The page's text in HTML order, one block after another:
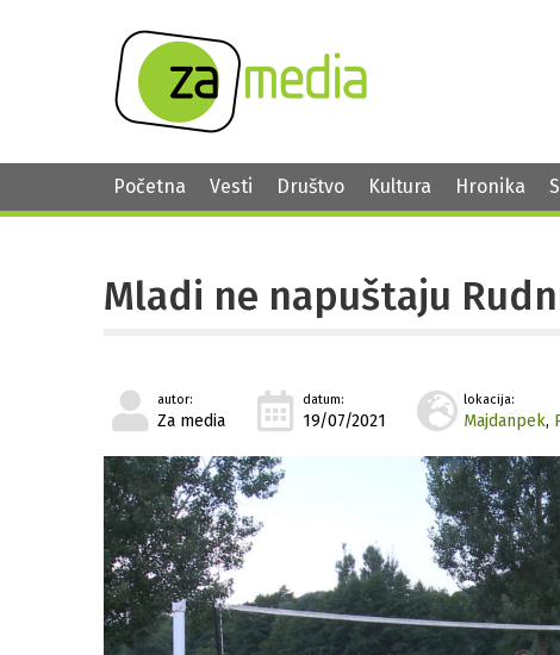
Početna Vesti Društvo Kultura Hronika
Mladi ne napuštaju
autor:
Za media
datum:
19/07/2021
lokacija:
Majdanpek,